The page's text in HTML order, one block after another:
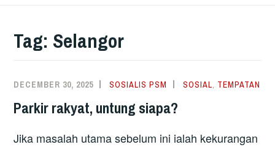
Tag: Selangor
DECEMBER 30, 2025 SOSIALIS PSM SOSIAL, TEMPATAN
Parkir rakyat, untung siapa?
Jika masalah utama sebelum ini ialah kekurangan